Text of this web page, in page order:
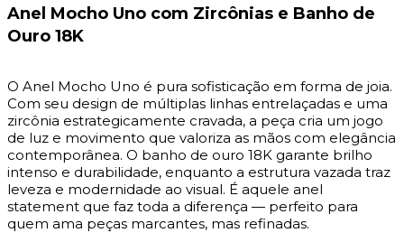
Anel Mocho Uno com Zircônias e Banho de
Ouro 18K
O Anel Mocho Uno é pura sofisticação em forma de joia.
Com seu design de múltiplas linhas entrelaçadas e uma
zircônia estrategicamente cravada, a peça cria um jogo
de luz e movimento que valoriza as mãos com elegância
contemporânea. O banho de ouro 18K garante brilho
intenso e durabilidade, enquanto a estrutura vazada traz
leveza e modernidade ao visual. É aquele anel
statement que faz toda a diferença — perfeito para
quem ama peças marcantes, mas refinadas.